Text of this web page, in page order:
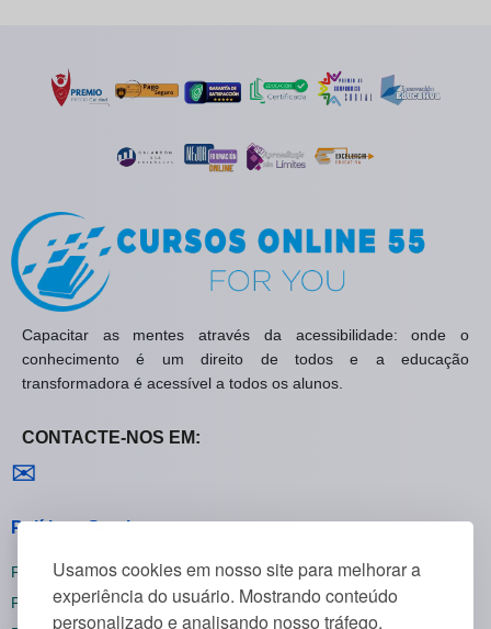
Usamos cookies em nosso site para melhorar a
experiência do usuário. Mostrando conteúdo
personalizado e analisando nosso tráfego.
Capacitar as mentes através da acessibilidade: onde o
conhecimento é um direito de todos e a educação
transformadora é acessível a todos os alunos.
CONTACTE-NOS EM:
✉
Políticas Gerais
Política de Privacidade
Política de Cookies